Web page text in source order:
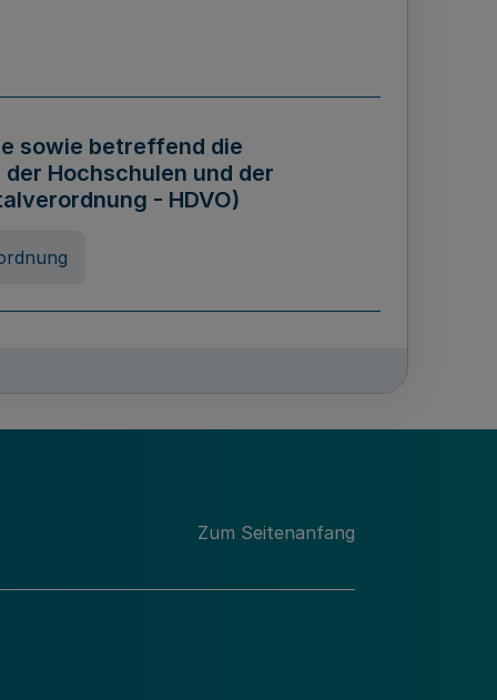
sowie betreffend die
Hochschulen und der
- HDVO)
des Landes Nordrhein-
Zum Seitenanfang